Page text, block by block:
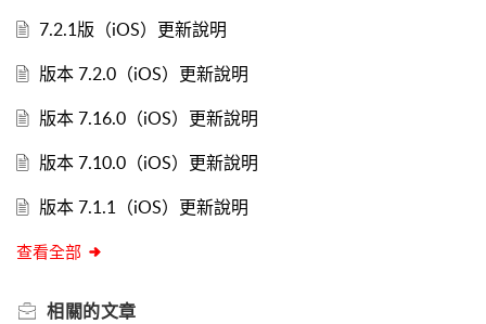
7.2.1版（iOS）更新說明
版本 7.2.0（iOS）更新說明
版本 7.16.0（iOS）更新說明
版本 7.10.0（iOS）更新說明
版本 7.1.1（iOS）更新說明
查看全部
相關的文章